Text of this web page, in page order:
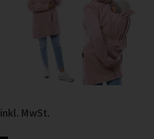
inkl. MwSt.